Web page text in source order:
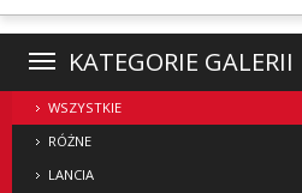
KATEGORIE GALERII
WSZYSTKIE
RÓŻNE
LANCIA